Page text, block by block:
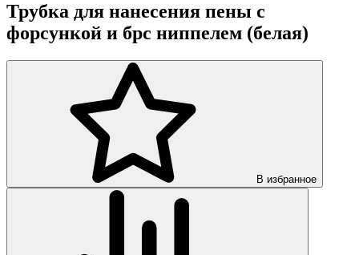
Трубка для нанесения пены с
форсункой и брс ниппелем (белая)
В избранное